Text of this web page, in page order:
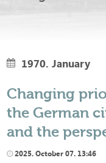
1970. January
Changing
the German
and the
2025. October 07. 13:46